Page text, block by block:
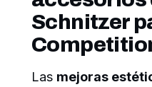
Schnitzer
Las mejoras